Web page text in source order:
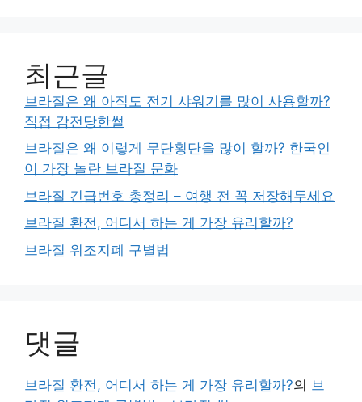
최근글
브라질은 왜 아직도 전기 샤워기를 많이 사용할까?
직접 감전당한썰
브라질은 왜 이렇게 무단횡단을 많이 할까? 한국인
이 가장 놀란 브라질 문화
브라질 긴급번호 총정리 – 여행 전 꼭 저장해두세요
브라질 환전, 어디서 하는 게 가장 유리할까?
브라질 위조지폐 구별법
댓글
브라질 환전, 어디서 하는 게 가장 유리할까?의 브